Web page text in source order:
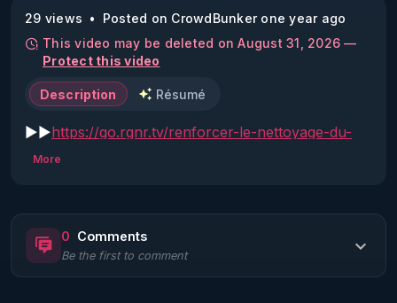
29 views
Posted on CrowdBunker one year ago
This video may be deleted on August 31, 2026 —
Protect this video
Description Résumé
▶▶https://go.rgnr.tv/renforcer-le-nettoyage-du-
corps
pour comprendre et activer les processus internes
de détoxification et d'élimination de manière
adaptée à votre vitalité. Ce programme vous guide
dans l'individualisation de votre approche, en vous
More
0 Comments
Be the first to comment